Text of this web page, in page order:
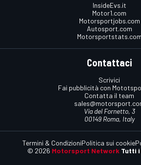
InsideEvs.it
Motor1.com
Motorsportjobs.com
Autosport.com
Motorsportstats.com
Contattaci
Scrivici
Fai pubblicità con
Contatta il team
Via del Fornetto, 3
00149 Roma, Italy
© 2026 Motorsport Network Tutti
Termini & CondizioniPolitica sui cookie